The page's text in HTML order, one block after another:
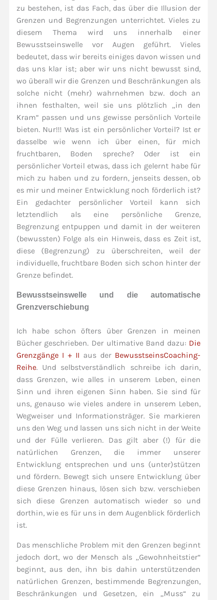
zu bestehen, ist das Fach, das über die Illusion der
Grenzen und Begrenzungen unterrichtet. Vieles zu
diesem Thema wird uns innerhalb einer
Bewusstseinswelle vor Augen geführt. Vieles
bedeutet, dass wir bereits einiges davon wissen und
das uns klar ist; aber wir uns nicht bewusst sind,
wo überall wir die Grenzen und Beschränkungen als
solche nicht (mehr) wahrnehmen bzw. doch an
ihnen festhalten, weil sie uns plötzlich „in den
Kram“ passen und uns gewisse persönlich Vorteile
bieten. Nur!!! Was ist ein persönlicher Vorteil? Ist er
dasselbe wie wenn ich über einen, für mich
fruchtbaren, Boden spreche? Oder ist ein
persönlicher Vorteil etwas, dass ich gelernt habe für
mich zu haben und zu fordern, jenseits dessen, ob
es mir und meiner Entwicklung noch förderlich ist?
Ein gedachter persönlicher Vorteil kann sich
letztendlich als eine persönliche Grenze,
Begrenzung entpuppen und damit in der weiteren
(bewussten) Folge als ein Hinweis, dass es Zeit ist,
diese (Begrenzung) zu überschreiten, weil der
individuelle, fruchtbare Boden sich schon hinter der
Grenze befindet.
Bewusstseinswelle und die automatische
Grenzverschiebung
Ich habe schon öfters über Grenzen in meinen
Bücher geschrieben. Der ultimative Band dazu: Die
Grenzgänge I + II aus der BewusstseinsCoaching-
Reihe. Und selbstverständlich schreibe ich darin,
dass Grenzen, wie alles in unserem Leben, einen
Sinn und ihren eigenen Sinn haben. Sie sind für
uns, genauso wie vieles andere in unserem Leben,
Wegweiser und Informationsträger. Sie markieren
uns den Weg und lassen uns sich nicht in der Weite
und der Fülle verlieren. Das gilt aber (!) für die
natürlichen Grenzen, die immer unserer
Entwicklung entsprechen und uns (unter)stützen
und fördern. Bewegt sich unsere Entwicklung über
diese Grenzen hinaus, lösen sich bzw. verschieben
sich diese Grenzen automatisch wieder so und
dorthin, wie es für uns in dem Augenblick förderlich
ist.
Das menschliche Problem mit den Grenzen beginnt
jedoch dort, wo der Mensch als „Gewohnheitstier“
beginnt, aus den, ihn bis dahin unterstützenden
natürlichen Grenzen, bestimmende Begrenzungen,
Beschränkungen und Gesetzen, ein „Muss“ zu